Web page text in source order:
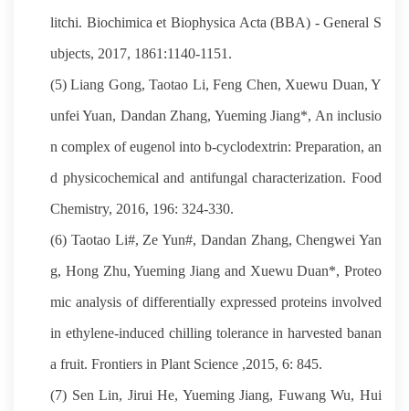
litchi. Biochimica et Biophysica Acta (BBA) - General S
ubjects, 2017, 1861:1140-1151.
(5) Liang Gong, Taotao Li, Feng Chen, Xuewu Duan, Y
unfei Yuan, Dandan Zhang, Yueming Jiang*, An inclusio
n complex of eugenol into b-cyclodextrin: Preparation, an
d physicochemical and antifungal characterization. Food
Chemistry, 2016, 196: 324-330.
(6) Taotao Li#, Ze Yun#, Dandan Zhang, Chengwei Yan
g, Hong Zhu, Yueming Jiang and Xuewu Duan*, Proteo
mic analysis of differentially expressed proteins involved
in ethylene-induced chilling tolerance in harvested banan
a fruit. Frontiers in Plant Science ,2015, 6: 845.
(7) Sen Lin, Jirui He, Yueming Jiang, Fuwang Wu, Hui